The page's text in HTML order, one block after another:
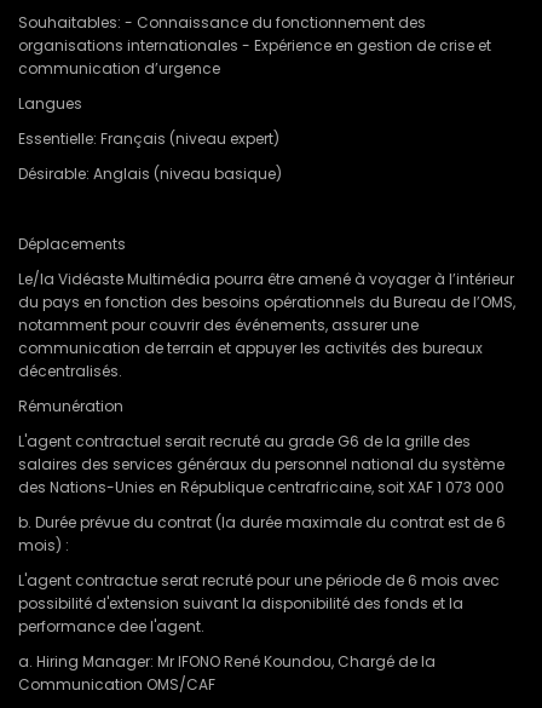
Souhaitables: - Connaissance du fonctionnement des
organisations internationales - Expérience en gestion de crise et
communication d’urgence
Langues
Essentielle: Français (niveau expert)
Désirable: Anglais (niveau basique)
Déplacements
Le/la Vidéaste Multimédia pourra être amené à voyager à l’intérieur
du pays en fonction des besoins opérationnels du Bureau de l’OMS,
notamment pour couvrir des événements, assurer une
communication de terrain et appuyer les activités des bureaux
décentralisés.
Rémunération
L'agent contractuel serait recruté au grade G6 de la grille des
salaires des services généraux du personnel national du système
des Nations-Unies en République centrafricaine, soit XAF 1 073 000
b. Durée prévue du contrat (la durée maximale du contrat est de 6
mois) :
L'agent contractue serat recruté pour une période de 6 mois avec
possibilité d'extension suivant la disponibilité des fonds et la
performance dee l'agent.
a. Hiring Manager: Mr IFONO René Koundou, Chargé de la
Communication OMS/CAF